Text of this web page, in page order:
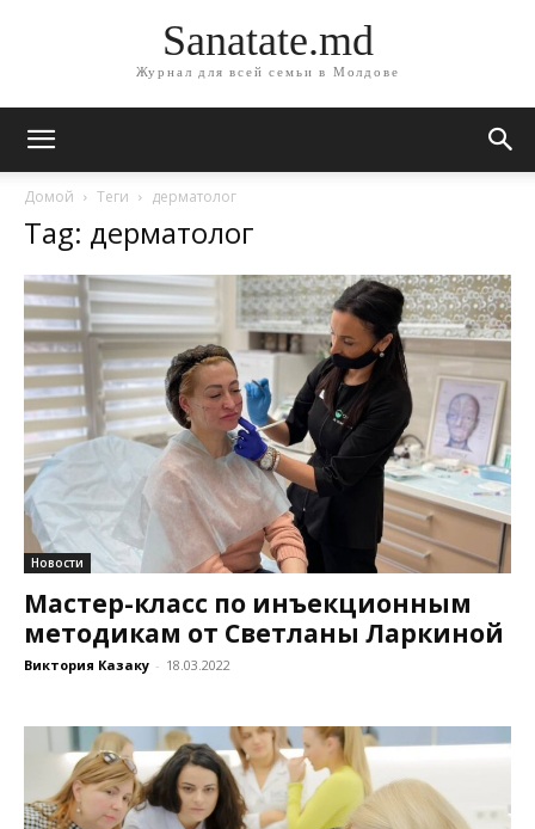
Sanatate.md
Журнал для всей семьи в Молдове
Домой Теги дерматолог
Tag: дерматолог
Новости
Мастер-класс по инъекционным
методикам от Светланы Ларкиной
Виктория Казаку - 18.03.2022